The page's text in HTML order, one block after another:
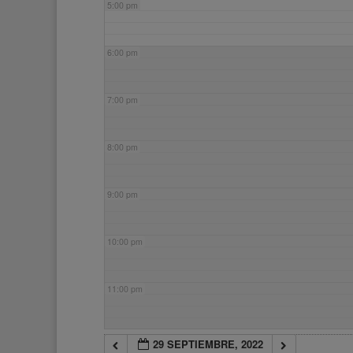
5:00 pm
6:00 pm
7:00 pm
8:00 pm
9:00 pm
10:00 pm
11:00 pm
29 SEPTIEMBRE, 2022